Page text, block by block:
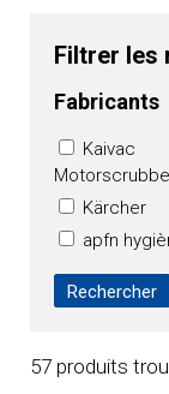
Filtrer les
Fabricants
Kaivac
Kärcher
apfn
OXY'PHARM
HAKO
FRANCE
57 produits